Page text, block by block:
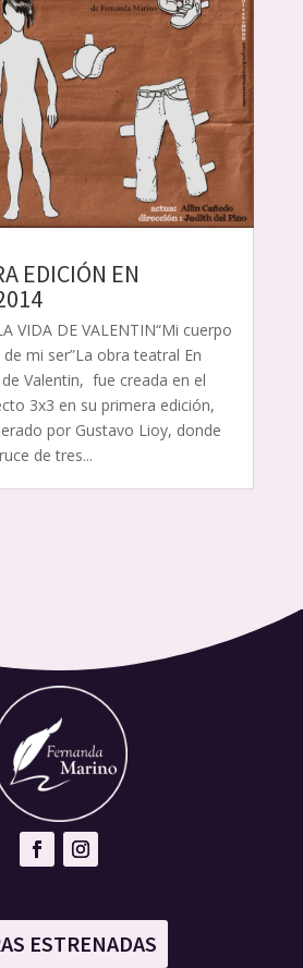
EDICIÓN EN
VIDA DE VALENTIN“Mi cuerpo
mi ser”La obra teatral En
Valentin, fue creada en el
3x3 en su primera edición,
por Gustavo Lioy, donde
de tres...
ESTRENADAS